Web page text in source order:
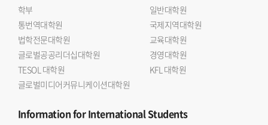
학부
일반대학원
통번역대학원
국제지역대학원
법학전문대학원
교육대학원
글로벌공공리더십대학원
경영대학원
TESOL 대학원
KFL 대학원
글로벌미디어커뮤니케이션대학원
Informationfor International Students